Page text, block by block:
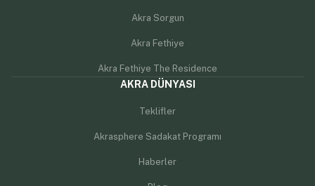
Akra Sorgun
Akra Fethiye
Akra Fethiye The Residence
AKRA DÜNYASI
Teklifler
Akrasphere Sadakat Programı
Haberler